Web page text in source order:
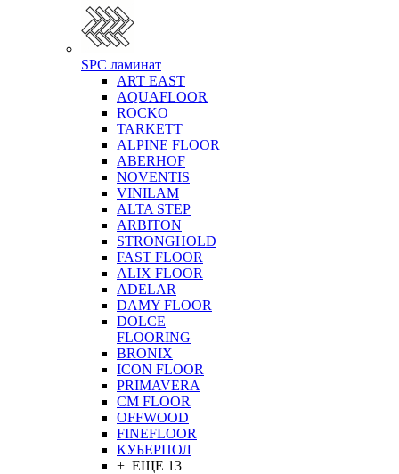
SPC ламинат
ART EAST
AQUAFLOOR
ROCKO
TARKETT
ALPINE FLOOR
ABERHOF
NOVENTIS
VINILAM
ALTA STEP
ARBITON
STRONGHOLD
FAST FLOOR
ALIX FLOOR
ADELAR
DAMY FLOOR
DOLCE
FLOORING
BRONIX
ICON FLOOR
PRIMAVERA
CM FLOOR
OFFWOOD
FINEFLOOR
КУБЕРПОЛ
+ ЕЩЕ 13